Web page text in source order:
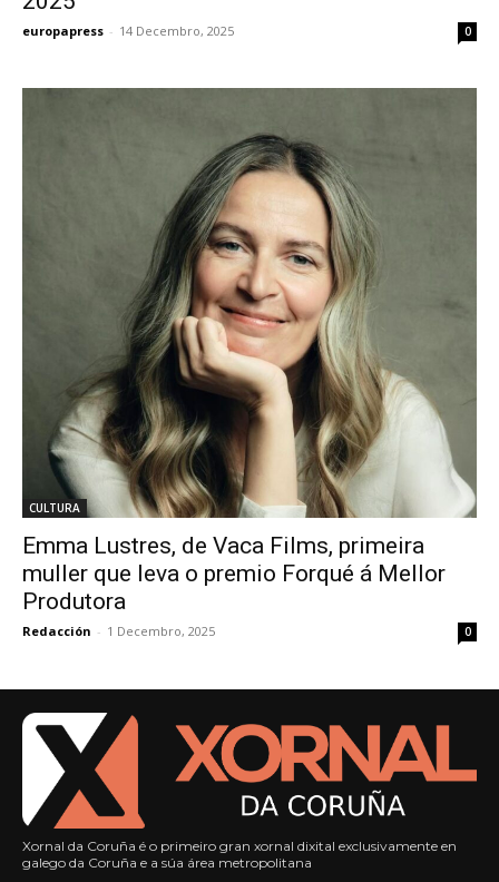
europapress - 14 Decembro, 2025 0
CULTURA
Emma Lustres, de Vaca Films, primeira
muller que leva o premio Forqué á Mellor
Produtora
Redacción - 1 Decembro, 2025 0
Xornal da Coruña é o primeiro gran xornal dixital exclusivamente en
galego da Coruña e a súa área metropolitana